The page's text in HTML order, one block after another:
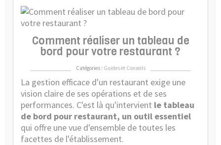
Comment réaliser un tableau de
bord pour votre restaurant ?
Catégories : Guides et Conseils
La gestion efficace d'un restaurant exige une
vision claire de ses opérations et de ses
performances. C'est là qu'intervient le tableau
de bord pour restaurant, un outil essentiel
qui offre une vue d'ensemble de toutes les
facettes de l'établissement.